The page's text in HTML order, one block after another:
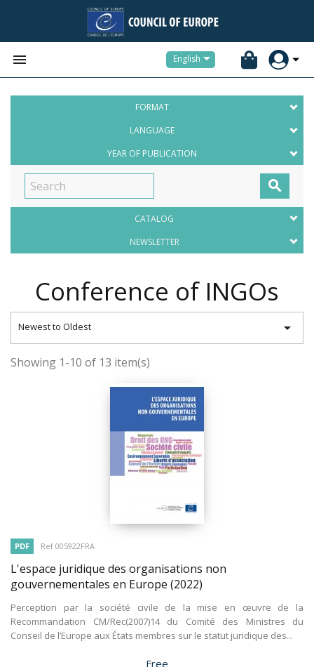
 English
FORMAT
LANGUAGE
YEAR OF PUBLICATION

CATALOG
NEWSLETTER
Conference of INGOs
Newest to Oldest 
Showing 1-10 of 13 item(s)
PDF Ref 005922FRA
L'espace juridique des organisations non
gouvernementales en Europe (2022)
Perception par la société civile de la mise en œuvre de la
Recommandation CM/Rec(2007)14 du Comité des Ministres du
Conseil de l’Europe aux États membres sur le statut juridique des...
Price
Free